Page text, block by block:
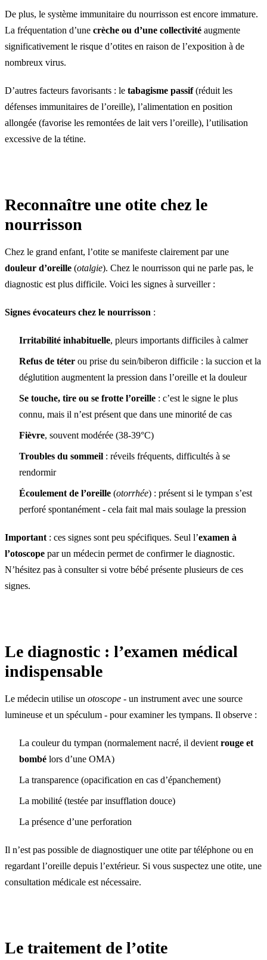
De plus, le système immunitaire du nourrisson est encore immature.
La fréquentation d’une crèche ou d’une collectivité augmente
significativement le risque d’otites en raison de l’exposition à de
nombreux virus.
D’autres facteurs favorisants : le tabagisme passif(réduit les
défenses immunitaires de l’oreille), l’alimentation en position
allongée (favorise les remontées de lait vers l’oreille), l’utilisation
excessive de la tétine.
Reconnaître une otite chez le
nourrisson
Chez le grand enfant, l’otite se manifeste clairement par une
douleur d’oreille (otalgie). Chez le nourrisson qui ne parle pas, le
diagnostic est plus difficile. Voici les signes à surveiller :
Signes évocateurs chez le nourrisson :
Irritabilité inhabituelle, pleurs importants difficiles à calmer
Refus de téter ou prise du sein/biberon difficile : la succion et la
déglutition augmentent la pression dans l’oreille et la douleur
Se touche, tire ou se frotte l’oreille : c’est le signe le plus
connu, mais il n’est présent que dans une minorité de cas
Fièvre, souvent modérée (38-39°C)
Troubles du sommeil : réveils fréquents, difficultés à se
rendormir
Écoulement de l’oreille (otorrhée) : présent si le tympan s’est
perforé spontanément - cela fait mal mais soulage la pression
Important : ces signes sont peu spécifiques. Seul l’examen à
l’otoscope par un médecin permet de confirmer le diagnostic.
N’hésitez pas à consulter si votre bébé présente plusieurs de ces
signes.
Le diagnostic : l’examen médical
indispensable
Le médecin utilise un otoscope - un instrument avec une source
lumineuse et un spéculum - pour examiner les tympans. Il observe :
La couleur du tympan (normalement nacré, il devient rouge et
bombé lors d’une OMA)
La transparence (opacification en cas d’épanchement)
La mobilité (testée par insufflation douce)
La présence d’une perforation
Il n’est pas possible de diagnostiquer une otite par téléphone ou en
regardant l’oreille depuis l’extérieur. Si vous suspectez une otite, une
consultation médicale est nécessaire.
Le traitement de l’otite